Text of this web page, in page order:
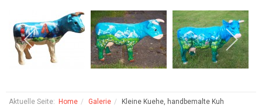
Aktuelle Seite: Home Galerie Kleine Kuehe, handbemalte Kuh